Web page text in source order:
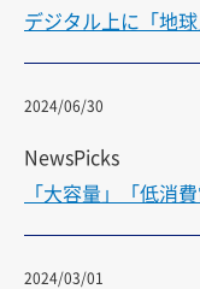
デジタル上に「地
2024/06/30
NewsPicks
「大容量」「低消
2024/03/01